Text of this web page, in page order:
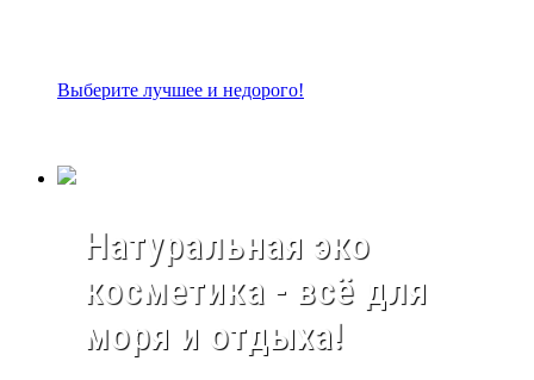
Выберите лучшее и недорого!
Натуральная эко
косметика - всё для
моря и отдыха!